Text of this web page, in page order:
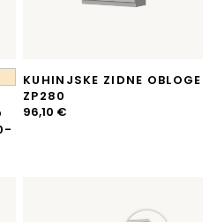
KUHINJSKE ZIDNE OBLOGE
ZP280
96,10 €